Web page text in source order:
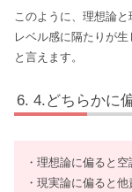
このように、理想論
レベル感に隔たりが
と言えます。
4.どちらかに
・理想論に偏ると
・現実論に偏ると